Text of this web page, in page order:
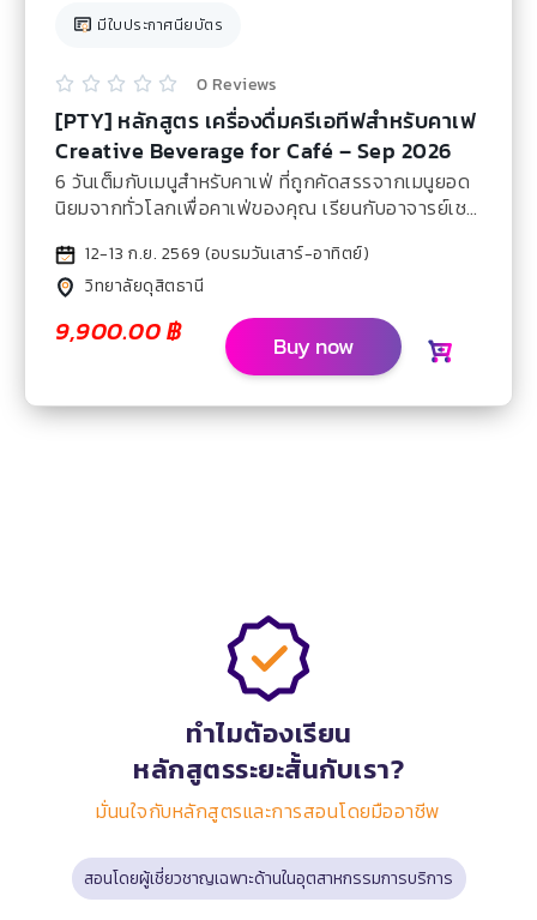
มีใบประกาศนียบัตร
     0 Reviews
[PTY] หลักสูตร เครื่องดื่มครีเอทีฟสำหรับคาเฟ
Creative Beverage for Café – Sep 2026
6 วันเต็มกับเมนูสำหรับคาเฟ่ ที่ถูกคัดสรรจากเมนูยอด
นิยมจากทั่วโลกเพื่อคาเฟ่ของคุณ เรียนกับอาจารย์เชฟ
12-13 ก.ย. 2569 (อบรมวันเสาร์-อาทิตย์)
วิทยาลัยดุสิตธานี
9,900.00฿ Buy now
ทำไมต้องเรียน
หลักสูตรระยะสั้นกับเรา?
มั่นนใจกับหลักสูตรและการสอนโดยมืออาชีพ
สอนโดยผู้เชี่ยวชาญเฉพาะด้านในอุตสาหกรรมการบริการ